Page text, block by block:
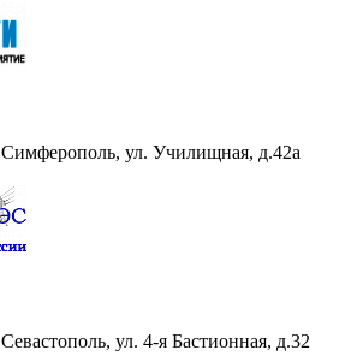
Симферополь, ул. Училищная, д.42а
Севастополь, ул. 4-я Бастионная, д.32